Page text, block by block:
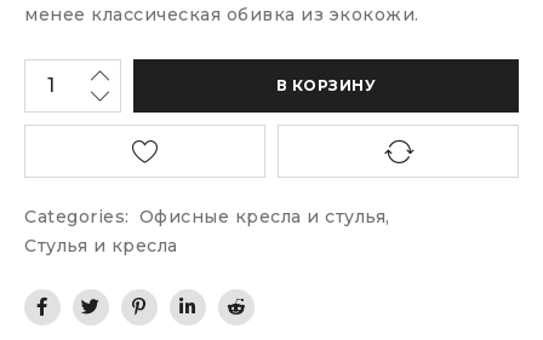
менее классическая обивка из экокожи.
В КОРЗИНУ
Categories: Офисные кресла и стулья,
Стулья и кресла